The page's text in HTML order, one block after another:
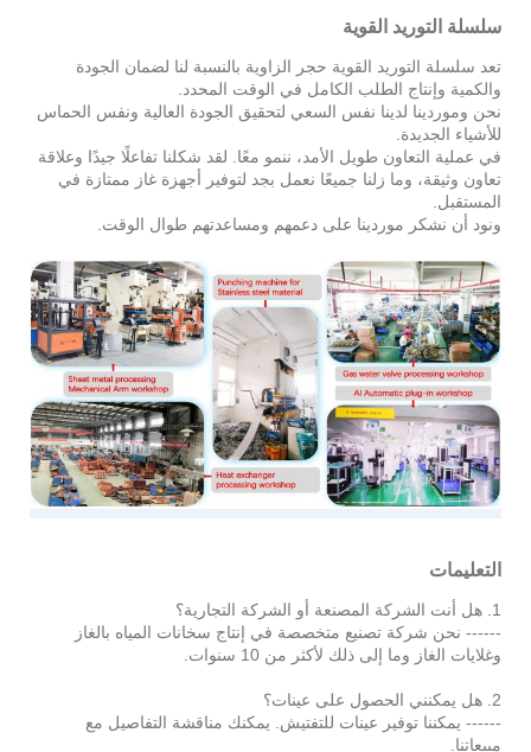
سلسلة التوريد القوية
تعد سلسلة التوريد القوية حجر الزاوية بالنسبة لنا لضمان الجودة
والكمية وإنتاج الطلب الكامل في الوقت المحدد.
نحن وموردينا لدينا نفس السعي لتحقيق الجودة العالية ونفس الحماس
للأشياء الجديدة.
في عملية التعاون طويل الأمد، ننمو معًا. لقد شكلنا تفاعلًا جيدًا وعلاقة
تعاون وثيقة، وما زلنا جميعًا نعمل بجد لتوفير أجهزة غاز ممتازة في
المستقبل.
ونود أن نشكر موردينا على دعمهم ومساعدتهم طوال الوقت.
التعليمات
1. هل أنت الشركة المصنعة أو الشركة التجارية؟
------ نحن شركة تصنيع متخصصة في إنتاج سخانات المياه بالغاز
وغلايات الغاز وما إلى ذلك لأكثر من 10 سنوات.
2. هل يمكنني الحصول على عينات؟
------ يمكننا توفير عينات للتفتيش. يمكنك مناقشة التفاصيل مع
مبيعاتنا.